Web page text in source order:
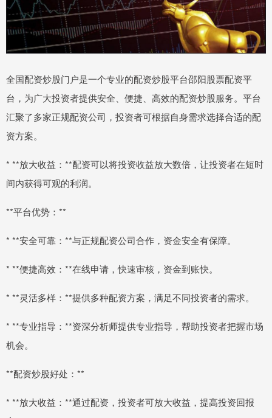
全国配资炒股门户是一个专业的配资炒股平台邵阳股票配资平
台，为广大投资者提供安全、便捷、高效的配资炒股服务。平台
汇聚了多家正规配资公司，投资者可根据自身需求选择合适的配
资方案。
* **放大收益：**配资可以将投资收益放大数倍，让投资者在短时
间内获得可观的利润。
**平台优势：**
* **安全可靠：**与正规配资公司合作，资金安全有保障。
* **便捷高效：**在线申请，快速审核，资金到账快。
* **灵活多样：**提供多种配资方案，满足不同投资者的需求。
* **专业指导：**资深分析师提供专业指导，帮助投资者把握市场
机会。
**配资炒股好处：**
* **放大收益：**通过配资，投资者可放大收益，提高投资回报